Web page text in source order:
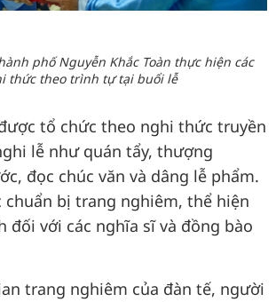
phố Nguyễn Khắc Toàn thực hiện các
thức theo trình tự tại buổi lễ
tổ chức theo nghi thức truyền
lễ như quán tẩy, thượng
đọc chúc văn và dâng lễ phẩm.
chuẩn bị trang nghiêm, thể hiện
đối với các nghĩa sĩ và đồng bào
trang nghiêm của đàn tế, người